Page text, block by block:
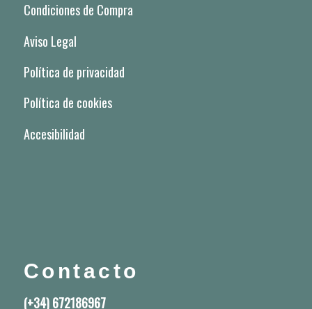
Condiciones de Compra
Aviso Legal
Política de privacidad
Política de cookies
Accesibilidad
Contacto
(+34) 672186967